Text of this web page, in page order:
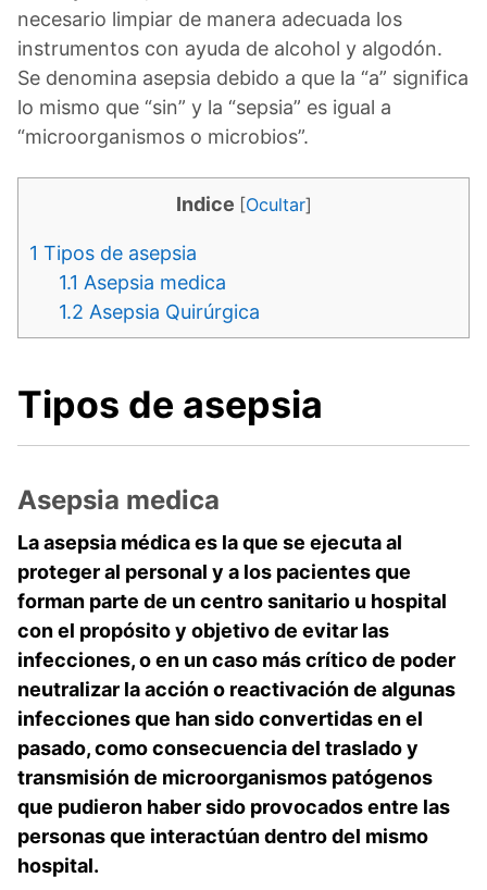
necesario limpiar de manera adecuada los
instrumentos con ayuda de alcohol y algodón.
Se denomina asepsia debido a que la “a” significa
lo mismo que “sin” y la “sepsia” es igual a
“microorganismos o microbios”.
Indice [Ocultar]
1 Tipos de asepsia
1.1 Asepsia medica
1.2 Asepsia Quirúrgica
Tipos de asepsia
Asepsia medica
La asepsia médica es la que se ejecuta al
proteger al personal y a los pacientes que
forman parte de un centro sanitario u hospital
con el propósito y objetivo de evitar las
infecciones, o en un caso más crítico de poder
neutralizar la acción o reactivación de algunas
infecciones que han sido convertidas en el
pasado, como consecuencia del traslado y
transmisión de microorganismos patógenos
que pudieron haber sido provocados entre las
personas que interactúan dentro del mismo
hospital.